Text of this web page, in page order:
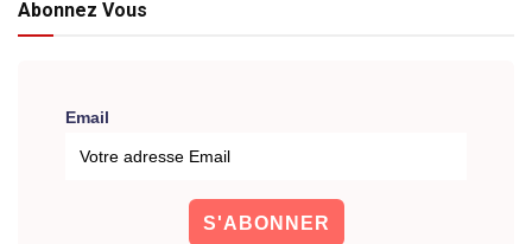
Abonnez Vous
Email